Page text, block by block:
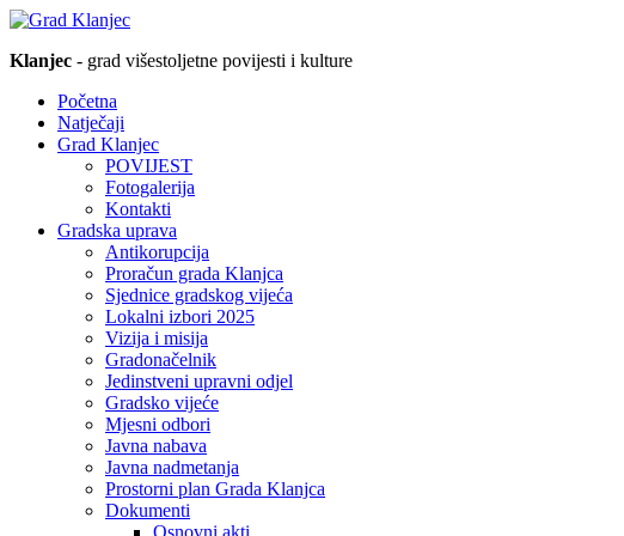
Klanjec - grad višestoljetne povijesti i kulture
Početna
Natječaji
Grad Klanjec
POVIJEST
Fotogalerija
Kontakti
Gradska uprava
Antikorupcija
Proračun grada Klanjca
Sjednice gradskog vijeća
Lokalni izbori 2025
Vizija i misija
Gradonačelnik
Jedinstveni upravni odjel
Gradsko vijeće
Mjesni odbori
Javna nabava
Javna nadmetanja
Prostorni plan Grada Klanjca
Dokumenti
Osnovni akti